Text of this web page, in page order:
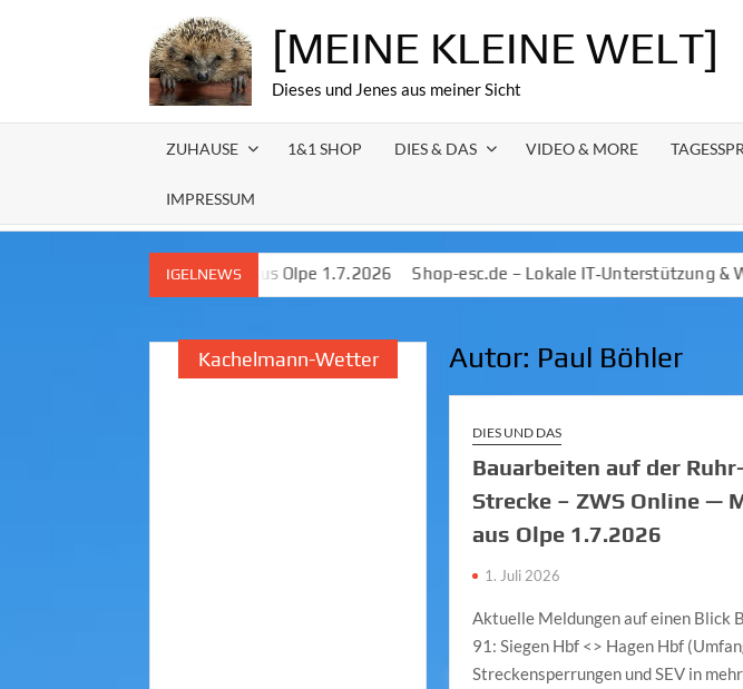
[MEINE KLEINE WELT]
Dieses und Jenes aus meiner Sicht
ZUHAUSE 1&1 SHOP DIES & DAS VIDEO & MORE
IMPRESSUM
IGELNEWS
Meldungen aus Olpe 1.7.2026 Shop-esc.de – Lokale IT‑Unterstützung & Webhosting aus
Autor: Paul Böhler
DIES UND DAS
Bauarbeiten auf der
Strecke – ZWS Online —
aus Olpe 1.7.2026
1. Juli 2026
Aktuelle Meldungen auf einen Blick
91: Siegen Hbf <> Hagen Hbf
Streckensperrungen und SEV in
Kachelmann-Wetter